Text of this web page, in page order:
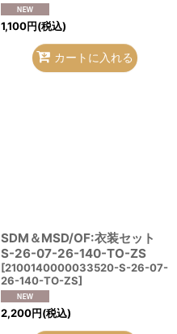
1,100円(税込)
カートに入れる
SDM＆MSD/OF:衣装セット
S-26-07-26-140-TO-ZS
[2100140000033520-S-26-07-
26-140-TO-ZS]
2,200円(税込)